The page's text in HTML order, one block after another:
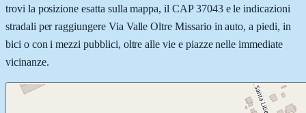
trovi la posizione esatta sulla mappa, il CAP 37043 e le indicazioni
stradali per raggiungere Via Valle Oltre Missario in auto, a piedi, in
bici o con i mezzi pubblici, oltre alle vie e piazze nelle immediate
vicinanze.